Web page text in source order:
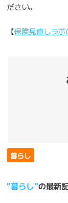
ださい。
【保険見直しラ
暮らし
暮らし の最新